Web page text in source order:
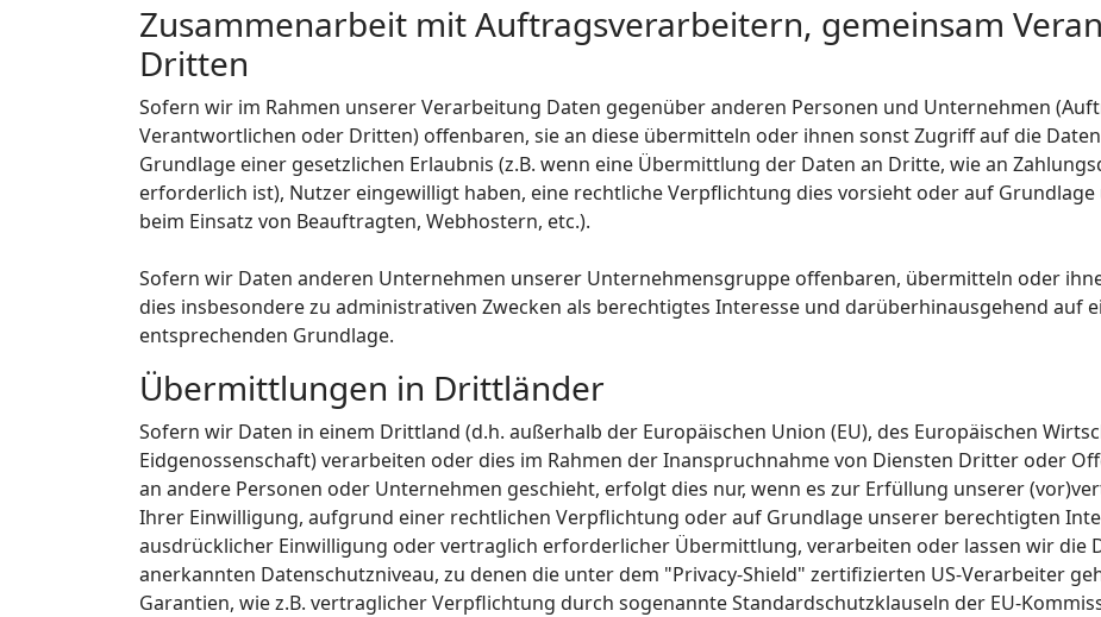
Zusammenarbeit mit Auftragsverarbeitern, gemeinsam
Dritten
Sofern wir im Rahmen unserer Verarbeitung Daten gegenüber anderen Personen und Unternehmen
Verantwortlichen oder Dritten) offenbaren, sie an diese übermitteln oder ihnen sonst Zugriff auf die
Grundlage einer gesetzlichen Erlaubnis (z.B. wenn eine Übermittlung der Daten an Dritte, wie an
erforderlich ist), Nutzer eingewilligt haben, eine rechtliche Verpflichtung dies vorsieht oder auf
beim Einsatz von Beauftragten, Webhostern, etc.).
Sofern wir Daten anderen Unternehmen unserer Unternehmensgruppe offenbaren, übermitteln oder
dies insbesondere zu administrativen Zwecken als berechtigtes Interesse und darüberhinausgehend auf
entsprechenden Grundlage.
Übermittlungen in Drittländer
Sofern wir Daten in einem Drittland (d.h. außerhalb der Europäischen Union (EU), des Europäischen
Eidgenossenschaft) verarbeiten oder dies im Rahmen der Inanspruchnahme von Diensten Dritter oder
an andere Personen oder Unternehmen geschieht, erfolgt dies nur, wenn es zur Erfüllung unserer
Ihrer Einwilligung, aufgrund einer rechtlichen Verpflichtung oder auf Grundlage unserer berechtigten
ausdrücklicher Einwilligung oder vertraglich erforderlicher Übermittlung, verarbeiten oder lassen wir die
anerkannten Datenschutzniveau, zu denen die unter dem "Privacy-Shield" zertifizierten US-Verarbeiter
Garantien, wie z.B. vertraglicher Verpflichtung durch sogenannte Standardschutzklauseln der EU-